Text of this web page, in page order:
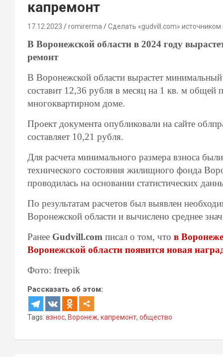
капремонт
17.12.2023 romirerma Сделать «gudvill.com» источником
В Воронежской области в 2024 году
ремонт
В Воронежской области вырастет
составит 12,36 рубля в месяц на 1 кв. м
многоквартирном доме.
Проект документа опубликовали на сайте
составляет 10,21 рубля.
Для расчета минимального размера взноса
технического состояния жилищного фонда
проводилась на основании статистических
По результатам расчетов был выявлен
Воронежской области и вычислено среднее
Ранее Gudvill.com писал о том, что в
Воронежской области появится новая
Фото: freepik
Рассказать об этом:
Tags: взнос, Воронеж, капремонт, общество